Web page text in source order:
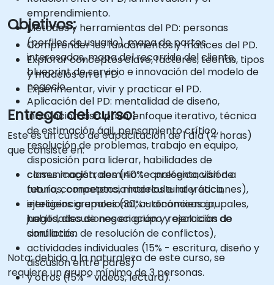
emprendimiento.
Métodos y herramientas del PD: personas
(perfiles de usuario), mapa de partes
interesadas, mapa del recorrido del cliente,
blueprint de servicio e innovación del modelo de
negocio.
Aplicación del PD: mentalidad de diseño,
innovación disruptiva, enfoque iterativo, técnica
de estimación ágil, pensamiento crítico,
resolución de problemas, trabajo en equipo,
disposición para liderar, habilidades de
comunicación, dominio tecnológico, visión a
futuro, competencia intercultural y ética,
inteligencia emocional, autoconciencia,
habilidades de negociación y resolución de
conflictos.
Objetivos:
Comprender los fundamentos y matices del PD.
Explorar conceptos clave, factores, teorías, tipos
y modelos en el PD.
Experimentar, vivir y practicar el PD.
Entrega del curso:
Este es un curso de capacitación de 1 día (4 horas)
que consiste en:
clases magistrales (40% - presentación de
teorías, conceptos, modelos e interacciones),
ejercicios grupales (30% - dinámicas grupales,
juegos, discusiones en grupo y ejercicios de
simulación de resolución de conflictos),
actividades individuales (15% - escritura, diseño y
discusión entre pares)
y otros (15% - videos, lectura).
Nota: debido a la naturaleza de este curso, se
requiere un grupo mínimo de 3 personas.